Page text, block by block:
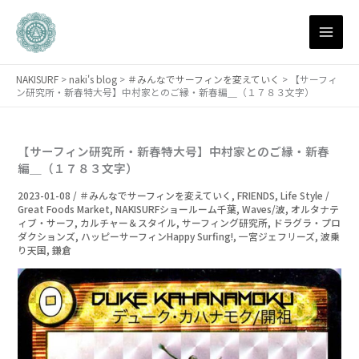
NAKISURF > naki's blog > ＃みんなでサーフィンを変えていく >
【サーフィ
ン研究所・新春特大号】中村家とのご縁・新春編＿（１７８３文字）
【サーフィン研究所・新春特大号】中村家とのご縁・新春
編＿（１７８３文字）
2023-01-08 / ＃みんなでサーフィンを変えていく ,FRIENDS,Life Style /
Great Foods Market,NAKISURFショールーム千葉,Waves/波, オルタナテ
ィブ・サーフ, カルチャー＆スタイル,サーフィング研究所, ドラグラ・プロ
ダクションズ, ハッピーサーフィンHappy Surfing!,一宮ジェフリーズ,波乗
り天国,鎌倉
別
ア
ー
イ